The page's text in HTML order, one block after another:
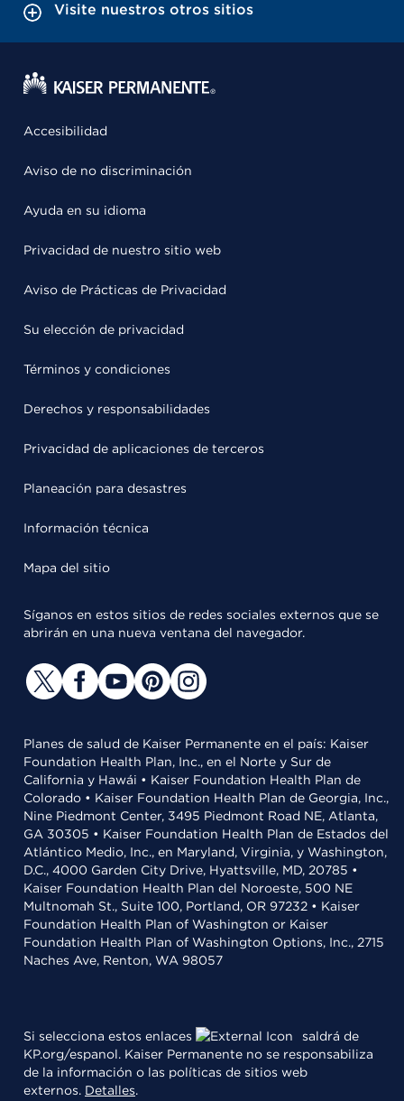
Visite nuestros otros sitios
Accesibilidad
Aviso de no discriminación
Ayuda en su idioma
Privacidad de nuestro sitio web
Aviso de Prácticas de Privacidad
Su elección de privacidad
Términos y condiciones
Derechos y responsabilidades
Privacidad de aplicaciones de terceros
Planeación para desastres
Información técnica
Mapa del sitio
Síganos en estos sitios de redes sociales externos que se
abrirán en una nueva ventana del navegador.
Planes de salud de Kaiser Permanente en el país: Kaiser
Foundation Health Plan, Inc., en el Norte y Sur de
California y Hawái • Kaiser Foundation Health Plan de
Colorado • Kaiser Foundation Health Plan de Georgia, Inc.,
Nine Piedmont Center, 3495 Piedmont Road NE, Atlanta,
GA 30305 • Kaiser Foundation Health Plan de Estados del
Atlántico Medio, Inc., en Maryland, Virginia, y Washington,
D.C., 4000 Garden City Drive, Hyattsville, MD, 20785 •
Kaiser Foundation Health Plan del Noroeste, 500 NE
Multnomah St., Suite 100, Portland, OR 97232 • Kaiser
Foundation Health Plan of Washington or Kaiser
Foundation Health Plan of Washington Options, Inc., 2715
Naches Ave, Renton, WA 98057
Si selecciona estos enlaces
saldrá de
KP.org/espanol. Kaiser Permanente no se responsabiliza
de la información o las políticas de sitios web
externos. Detalles.